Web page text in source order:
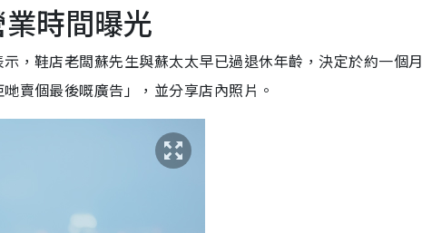
時間曝光
示，鞋店老闆蘇先生與蘇太太早已過退休年齡，決定於約一個月
賣個最後嘅廣告」，並分享店內照片。